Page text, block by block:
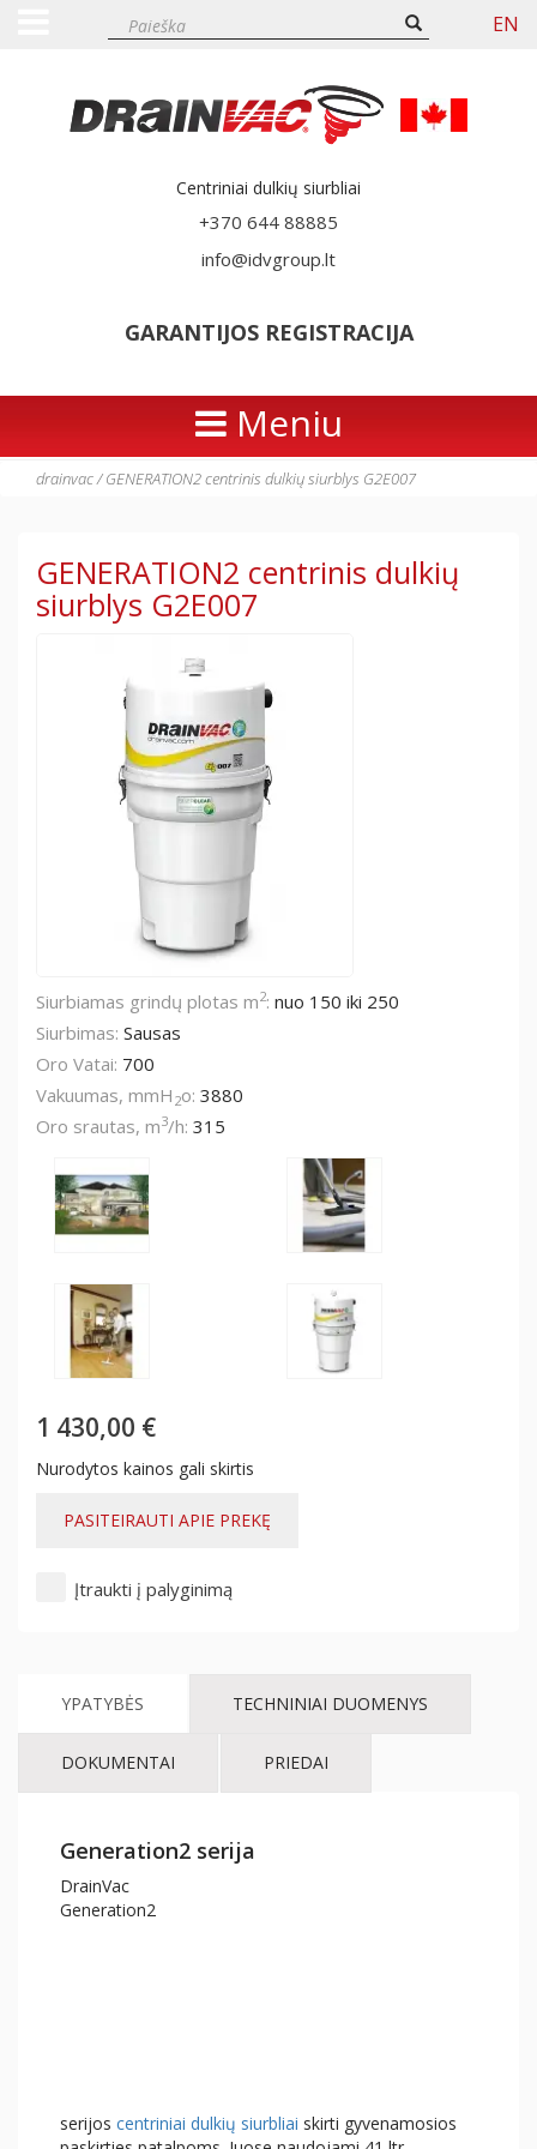
EN
Centriniai dulkių siurbliai
+370 644 88885
info@idvgroup.lt
GARANTIJOS REGISTRACIJA
Meniu
drainvac/GENERATION2 centrinis dulkių siurblys G2E007
GENERATION2 centrinis dulkių
siurblys G2E007
Siurbiamas grindų plotas m2: nuo 150 iki 250
Siurbimas: Sausas
Oro Vatai: 700
Vakuumas, mmH 2o: 3880
Oro srautas, m3/h: 315
1 430,00 €
Nurodytos kainos gali skirtis
PASITEIRAUTI APIE PREKĘ
Įtraukti į palyginimą
YPATYBĖS TECHNINIAI DUOMENYS
DOKUMENTAI PRIEDAI
Generation2 serija
DrainVac
Generation2
serijos centriniai dulkių siurbliai skirti gyvenamosios